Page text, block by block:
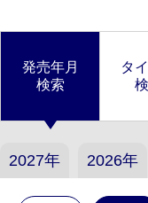
発売年月
検索
タ
2027年 2026年